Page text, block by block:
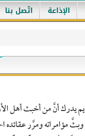
الإذاعة اتّصل بنا
يدرك أنَّ من أخبث أهل
مؤامراته ومرَّر عقائده